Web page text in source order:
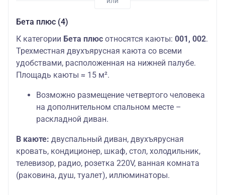
Бета плюс (4)
К категории Бета плюс относятся каюты: 001, 002.
Трехместная двухъярусная каюта со всеми
удобствами, расположенная на нижней палубе.
Площадь каюты ≈ 15 м².
Возможно размещение четвертого человека
на дополнительном спальном месте –
раскладной диван.
В каюте: двуспальный диван, двухъярусная
кровать, кондиционер, шкаф, стол, холодильник,
телевизор, радио, розетка 220V, ванная комната
(раковина, душ, туалет), иллюминаторы.